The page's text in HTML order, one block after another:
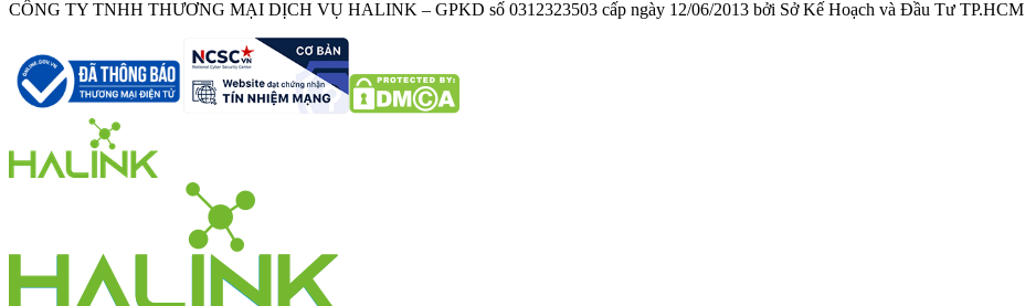
CÔNG TY TNHH THƯƠNG MẠI DỊCH VỤ HALINK – GPKD số 0312323503 cấp ngày 12/06/2013 bởi Sở Kế Hoạch và Đầu Tư TP.HCM